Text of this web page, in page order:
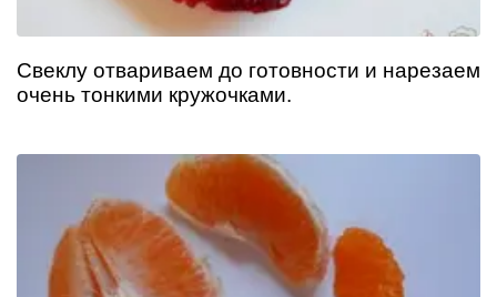
Свеклу отвариваем до готовности и нарезаем
очень тонкими кружочками.